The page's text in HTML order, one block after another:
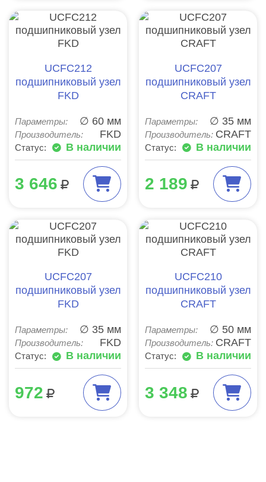
UCFC212
подшипниковый узел
FKD
Параметры: ∅ 60 мм
Производитель: FKD
Статус: В наличии
3 646
UCFC207
подшипниковый узел
CRAFT
Параметры: ∅ 35 мм
Производитель: CRAFT
Статус: В наличии
2 189
UCFC207
подшипниковый узел
FKD
Параметры: ∅ 35 мм
Производитель: FKD
Статус: В наличии
972
UCFC210
подшипниковый узел
CRAFT
Параметры: ∅ 50 мм
Производитель: CRAFT
Статус: В наличии
3 348